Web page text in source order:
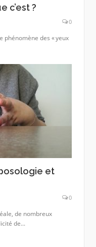
c’est ?
0
phénomène des « yeux
et
0
de nombreux
de...